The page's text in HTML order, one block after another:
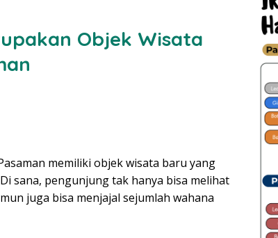
Objek Wisata
memiliki objek wisata baru yang
sana, pengunjung tak hanya bisa melihat
juga bisa menjajal sejumlah wahana